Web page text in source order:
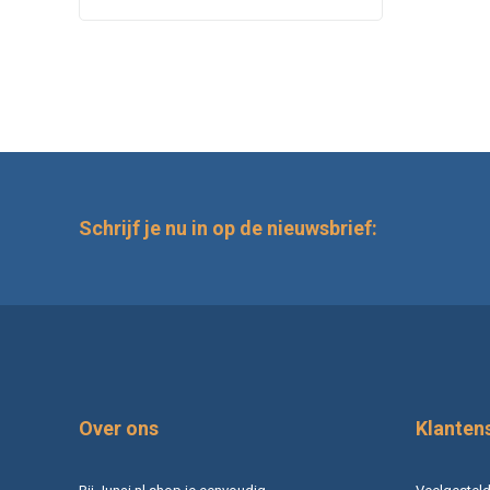
Schrijf je nu in op de nieuwsbrief:
Over ons